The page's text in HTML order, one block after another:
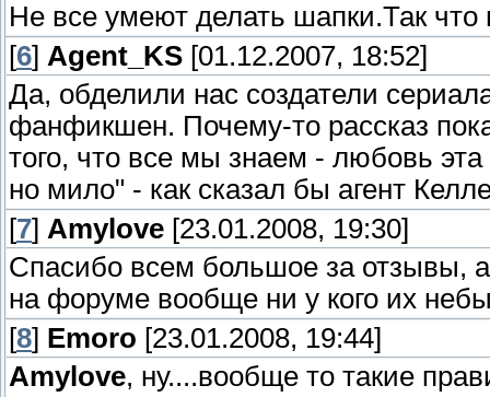
Не все умеют делать шапки.Так
[6] Agent_KS [01.12.2007, 18:52]
Да, обделили нас создатели
фанфикшен. Почему-то рассказ
того, что все мы знаем - любовь
но мило" - как сказал бы агент
[7] Amylove [23.01.2008, 19:30]
Спасибо всем большое за отзывы,
на форуме вообще ни у кого их
[8] Emoro [23.01.2008, 19:44]
Amylove, ну....вообще то такие